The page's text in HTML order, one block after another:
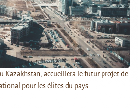
Kazakhstan, accueillera le futur projet de
pour les élites du pays.